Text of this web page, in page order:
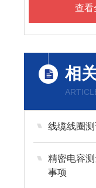
查看
相
线缆线圈
精密电容
事项